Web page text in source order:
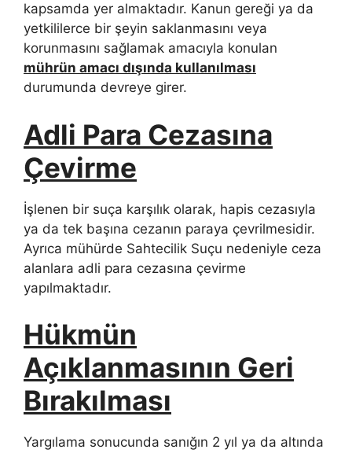
kapsamda yer almaktadır. Kanun gereği ya da
yetkililerce bir şeyin saklanmasını veya
korunmasını sağlamak amacıyla konulan
mührün amacı dışında kullanılması
durumunda devreye girer.
Adli Para Cezasına
Çevirme
İşlenen bir suça karşılık olarak, hapis cezasıyla
ya da tek başına cezanın paraya çevrilmesidir.
Ayrıca mühürde Sahtecilik Suçu nedeniyle ceza
alanlara adli para cezasına çevirme
yapılmaktadır.
Hükmün
Açıklanmasının Geri
Bırakılması
Yargılama sonucunda sanığın 2 yıl ya da altında